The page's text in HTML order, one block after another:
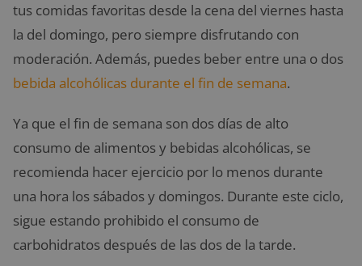
tus comidas favoritas desde la cena del viernes hasta
la del domingo, pero siempre disfrutando con
moderación. Además, puedes beber entre una o dos
bebida alcohólicas durante el fin de semana.
Ya que el fin de semana son dos días de alto
consumo de alimentos y bebidas alcohólicas, se
recomienda hacer ejercicio por lo menos durante
una hora los sábados y domingos. Durante este ciclo,
sigue estando prohibido el consumo de
carbohidratos después de las dos de la tarde.